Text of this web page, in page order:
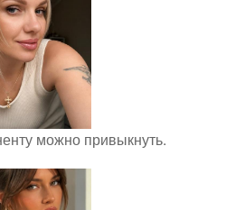
можно привыкнуть.